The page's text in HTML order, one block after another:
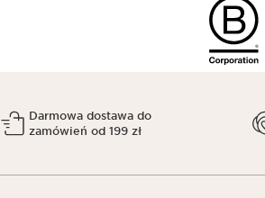
Darmowa dostawa do
zamówień od 199 zł